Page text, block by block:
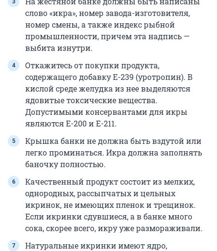
слово «икра», номер завода-изготовителя,
номер смены, а также индекс рыбной
промышленности, причем эта надпись —
выбита изнутри.
Откажитесь от покупки продукта,
содержащего добавку Е-239 (уротропин). В
кислой среде желудка из нее выделяются
ядовитые токсические вещества.
Допустимыми консервантами для икры
являются Е-200 и Е-211.
Крышка банки не должна быть вздутой или
легко проминаться. Икра должна заполнять
баночку полностью.
Качественный продукт состоит из мелких,
однородных, рассыпчатых и цельных
икринок, не имеющих пленок и трещинок.
Если икринки сдувшиеся, а в банке много
сока, скорее всего, икру уже размораживали.
Натуральные икринки имеют ядро,